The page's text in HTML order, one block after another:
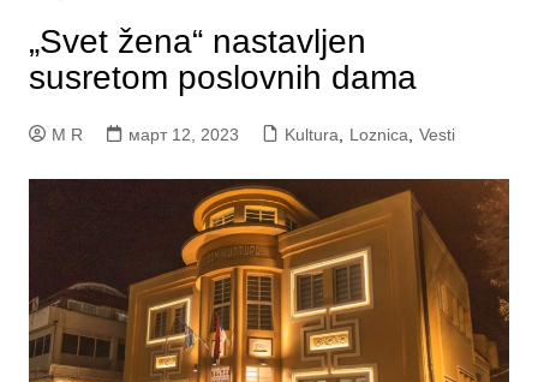
„Svet žena“ nastavljen
susretom poslovnih dama
M R март 12, 2023 Kultura, Loznica, Vesti